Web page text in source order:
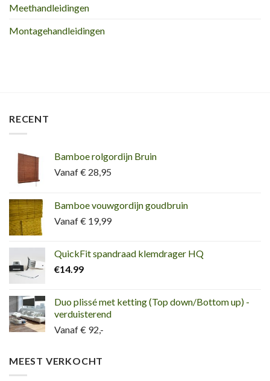
Meethandleidingen
Montagehandleidingen
RECENT
Bamboe rolgordijn Bruin
Vanaf € 28,95
Bamboe vouwgordijn goudbruin
Vanaf € 19,99
QuickFit spandraad klemdrager HQ
€14.99
Duo plissé met ketting (Top down/Bottom up) -
verduisterend
Vanaf € 92,-
MEEST VERKOCHT